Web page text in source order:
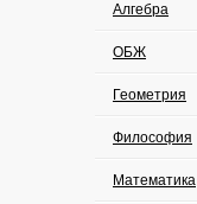
Алгебра
ОБЖ
Геометрия
Философия
Математика